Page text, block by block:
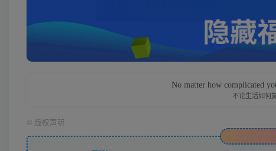
No matter how complicated
不论生活如何
版权声明